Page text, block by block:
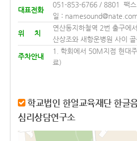
대표전화
051-853-6766 / 8801 팩
일 :
위 치
연산동지하철역 2번 출구에
산상조와 새항운병원 사이
주차안내
1. 학회에서 50M지점 현대
료)
학교법인 한얼교육재단 한글
심리상담연구소